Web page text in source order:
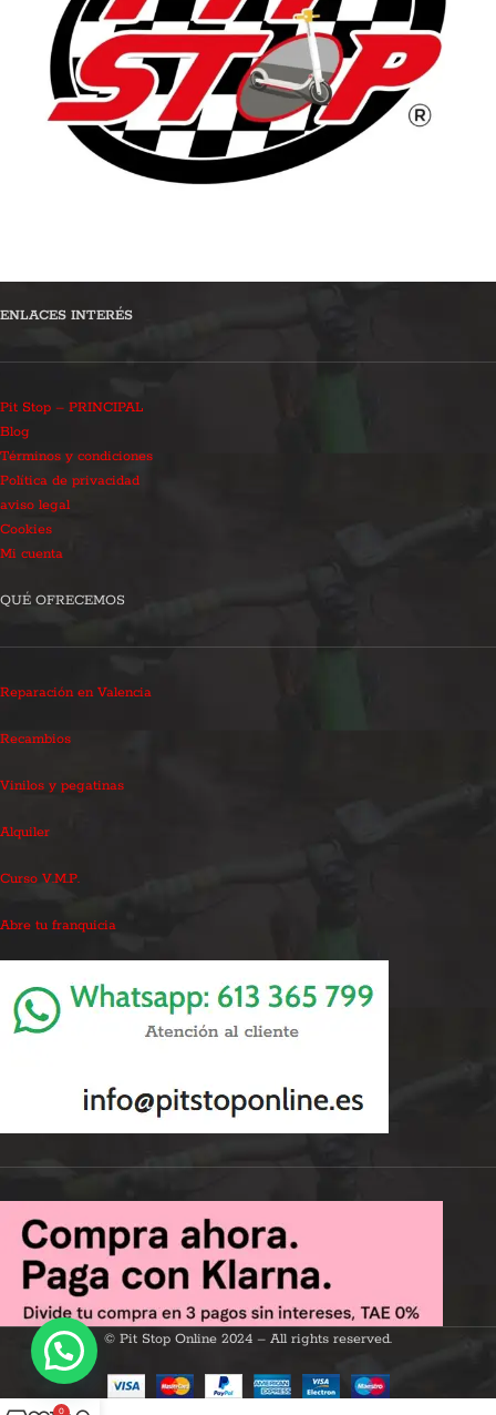
ENLACES INTERÉS
Pit Stop – PRINCIPAL
Blog
Términos y condiciones
Política de privacidad
aviso legal
Cookies
Mi cuenta
QUÉ OFRECEMOS
Reparación en Valencia
Recambios
Vinilos y pegatinas
Alquiler
Curso V.M.P.
Abre tu franquicia
© Pit Stop Online 2024 – All rights reserved.
0